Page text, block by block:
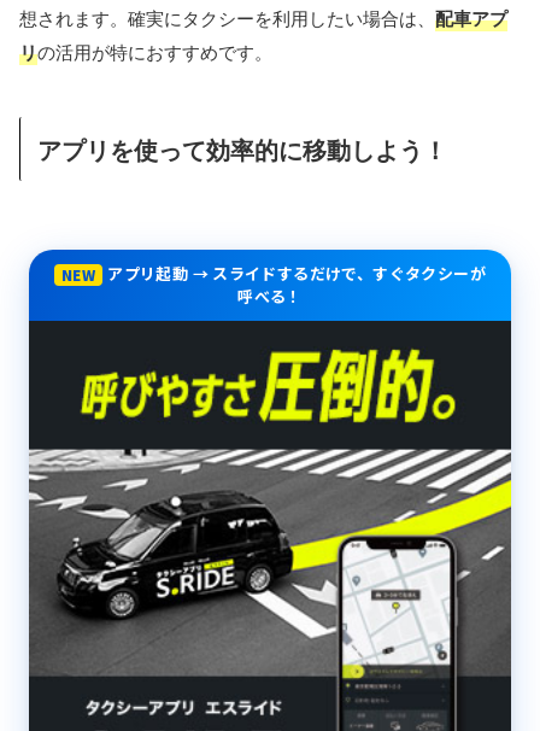
想されます。確実にタクシーを利用したい場合は、 配車アプ
リの活用が特におすすめです。
アプリを使って効率的に移動しよう！
NEW
アプリ起動 → スライドするだけで、すぐタクシーが
呼べる！